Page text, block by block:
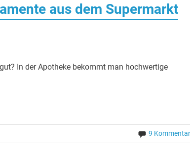
aus dem Supermarkt
In der Apotheke bekommt man hochwertige
9